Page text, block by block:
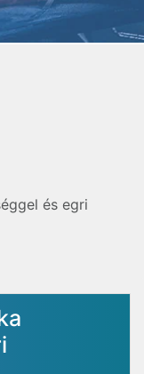
és egri